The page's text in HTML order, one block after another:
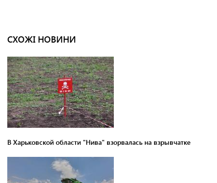
СХОЖІ НОВИНИ
В Харьковской области "Нива" взорвалась на взрывчатке